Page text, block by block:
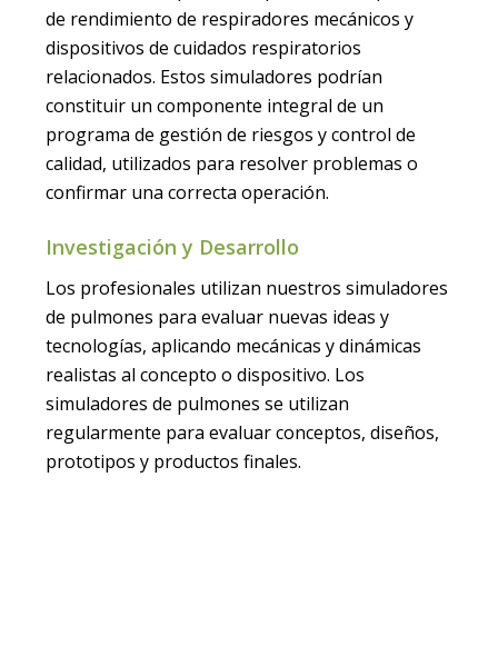
simuladores de pulmones para realizar pruebas
de rendimiento de respiradores mecánicos y
dispositivos de cuidados respiratorios
relacionados. Estos simuladores podrían
constituir un componente integral de un
programa de gestión de riesgos y control de
calidad, utilizados para resolver problemas o
confirmar una correcta operación.
Investigación y Desarrollo
Los profesionales utilizan nuestros simuladores
de pulmones para evaluar nuevas ideas y
tecnologías, aplicando mecánicas y dinámicas
realistas al concepto o dispositivo. Los
simuladores de pulmones se utilizan
regularmente para evaluar conceptos, diseños,
prototipos y productos finales.